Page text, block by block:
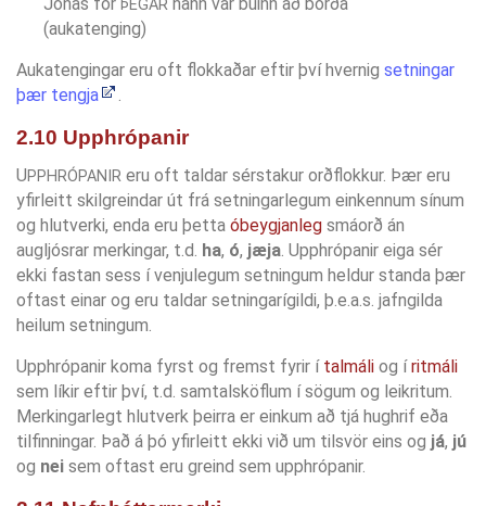
ÞEGAR
(aukatenging)
Aukatengingar eru oft flokkaðar eftir því hvernig setningar
þær tengja
.
2.10 Upphrópanir
UPPHRÓPANIR eru oft taldar sérstakur orðflokkur. Þær eru
yfirleitt skilgreindar út frá setningarlegum einkennum sínum
og hlutverki, enda eru þetta óbeygjanleg smáorð án
augljósrar merkingar, t.d. ha, ó, jæja. Upphrópanir eiga sér
ekki fastan sess í venjulegum setningum heldur standa þær
oftast einar og eru taldar setningarígildi, þ.e.a.s. jafngilda
heilum setningum.
Upphrópanir koma fyrst og fremst fyrir í talmáli og íritmáli
sem líkir eftir því, t.d. samtalsköflum í sögum og leikritum.
Merkingarlegt hlutverk þeirra er einkum að tjá hughrif eða
tilfinningar. Það á þó yfirleitt ekki við um tilsvör eins og já, jú
og nei sem oftast eru greind sem upphrópanir.